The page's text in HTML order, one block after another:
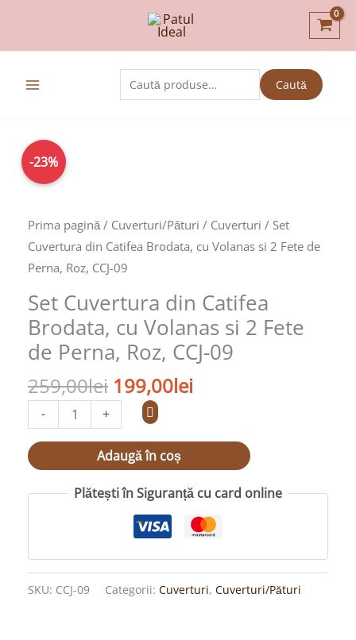
content
Caută
după:
Caută
-23%
Prima pagină/ Cuverturi/Pături / Cuverturi / Set
Cuvertura din Catifea Brodata, cu Volanas si 2 Fete de
Perna, Roz, CCJ-09
Set Cuvertura din Catifea
Brodata, cu Volanas si 2 Fete
de Perna, Roz, CCJ-09
259,00lei
fost:
259,00lei.
199,00lei
199,00lei.
-
Cantitate
Set
din
Catifea
Brodata,
Volanas
si
2
de
Perna,
Roz,
CCJ-
+
Adaugă în coș
Plătești în Siguranță cu card online
SKU: CCJ-09 Categorii: Cuverturi, Cuverturi/Pături